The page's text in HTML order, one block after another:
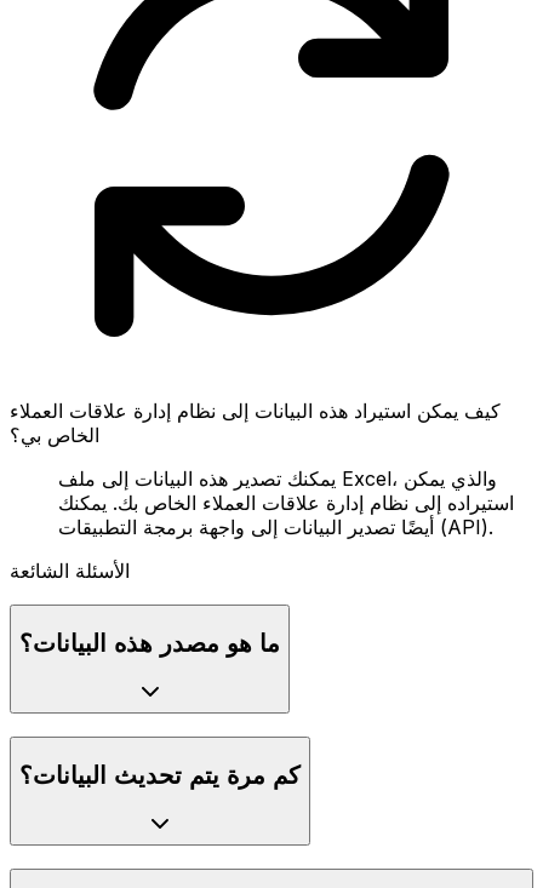
كيف يمكن استيراد هذه البيانات إلى نظام إدارة علاقات العملاء
الخاص بي؟
يمكنك تصدير هذه البيانات إلى ملف Excel، والذي يمكن
استيراده إلى نظام إدارة علاقات العملاء الخاص بك. يمكنك
أيضًا تصدير البيانات إلى واجهة برمجة التطبيقات (API).
الأسئلة الشائعة
ما هو مصدر هذه البيانات؟
كم مرة يتم تحديث البيانات؟